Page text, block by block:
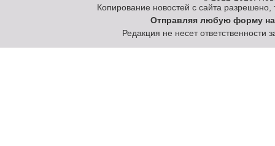
Копирование новостей с сайта разрешено,
Отправляя любую форму на
Редакция не несет